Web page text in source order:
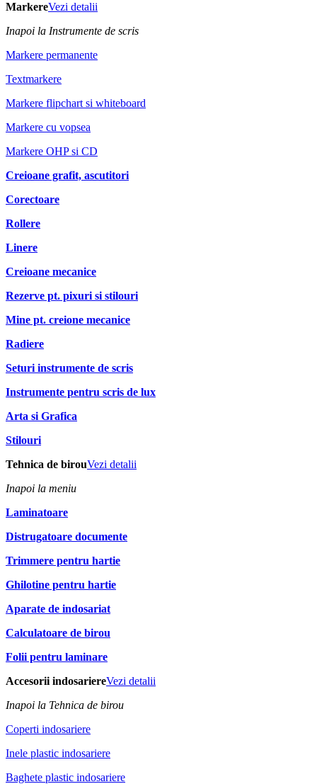
MarkereVezi detalii
Inapoi la Instrumente de scris
Markere permanente
Textmarkere
Markere flipchart si whiteboard
Markere cu vopsea
Markere OHP si CD
Creioane grafit, ascutitori
Corectoare
Rollere
Linere
Creioane mecanice
Rezerve pt. pixuri si stilouri
Mine pt. creione mecanice
Radiere
Seturi instrumente de scris
Instrumente pentru scris de lux
Arta si Grafica
Stilouri
Tehnica de birouVezi detalii
Inapoi la meniu
Laminatoare
Distrugatoare documente
Trimmere pentru hartie
Ghilotine pentru hartie
Aparate de indosariat
Calculatoare de birou
Folii pentru laminare
Accesorii indosariereVezi detalii
Inapoi la Tehnica de birou
Coperti indosariere
Inele plastic indosariere
Baghete plastic indosariere